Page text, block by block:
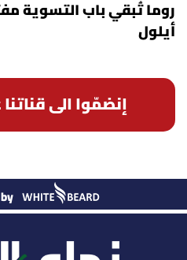
روما تُبقي باب التسوية
أيلول
إنضمّوا الى